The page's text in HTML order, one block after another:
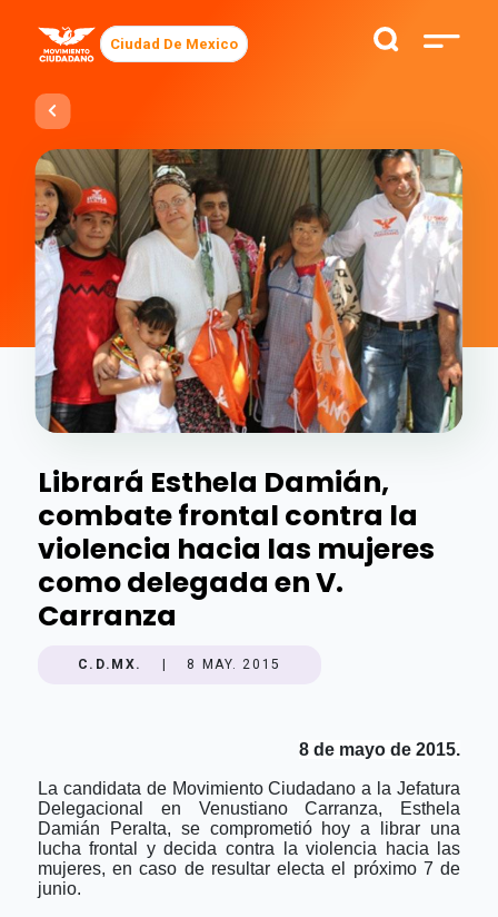
Ciudad De Mexico
Librará Esthela Damián,
combate frontal contra la
violencia hacia las mujeres
como delegada en V.
Carranza
C.D.MX. 8 MAY. 2015
8 de mayo de 2015.
La candidata de Movimiento Ciudadano a la Jefatura
Delegacional en Venustiano Carranza, Esthela
Damián Peralta, se comprometió hoy a librar una
lucha frontal y decida contra la violencia hacia las
mujeres, en caso de resultar electa el próximo 7 de
junio.